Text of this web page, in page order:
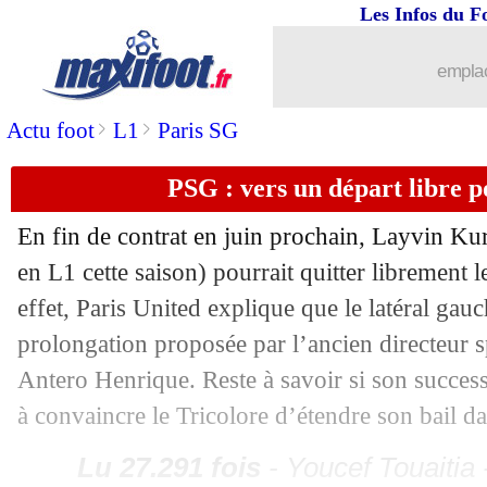
Actu foot> L1 > Paris SG
Les Infos du
PSG : vers un départ libre
En fin de contrat en juin prochain, Layvin
en L1 cette saison) pourrait quitter librement
effet, Paris United explique que le latéral
prolongation proposée par l’ancien directeur
Antero Henrique. Reste à savoir si son
à convaincre le Tricolore d’étendre son bail
EdF: Ikoné, Deschamps se réjouit
11/09 Barça
11/09 FFF: SOS Racisme réclame le
11/09 L1 : Griezmann en faveur de l'arrêt
OM : opération confirmée pour
11/09 PSG: Neymar, la demande de la
11/09 L1: Maracineanu contre Le Graët,